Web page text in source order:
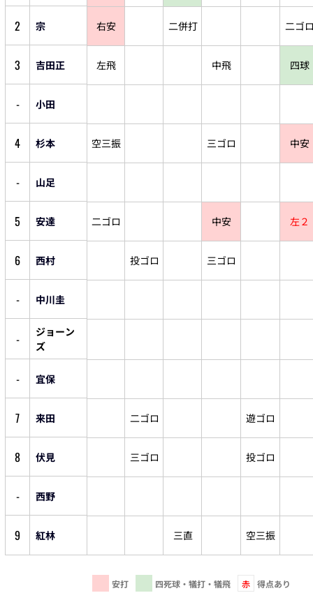
2 宗 右安 二併打 二ゴ
3 吉田正 左飛 中飛 四球
- 小田
4 杉本 空三振 三ゴロ 中安
- 山足
5 安達 二ゴロ 中安 左２
6 西村 投ゴロ 三ゴロ
- 中川圭
-
ジョーン
ズ
- 宜保
7 来田 二ゴロ 遊ゴロ
8 伏見 三ゴロ 投ゴロ
- 西野
9 紅林 三直 空三振
安打 四死球・犠打・犠飛 赤 得点あり